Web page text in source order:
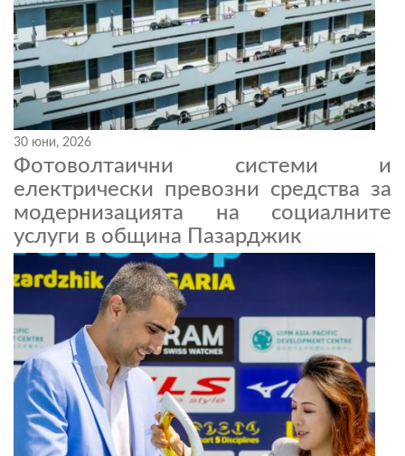
30 юни, 2026
Фотоволтаични системи и
електрически превозни средства за
модернизацията на социалните
услуги в община Пазарджик